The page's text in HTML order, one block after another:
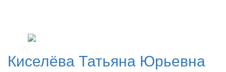
КиселёваТатьяна Юрьевна